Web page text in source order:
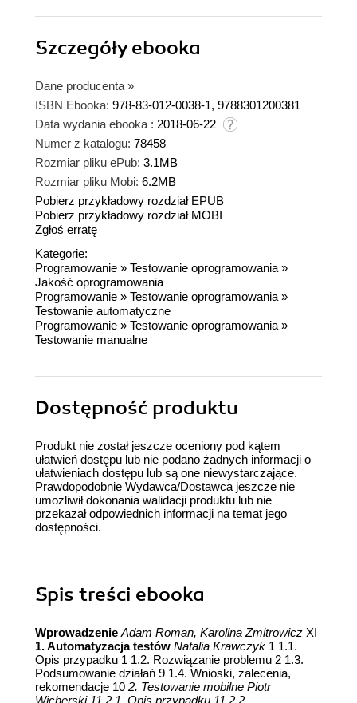
Szczegółyebooka
Dane producenta »
ISBN Ebooka: 978-83-012-0038-1, 9788301200381
Data wydania ebooka : 2018-06-22
Numer z katalogu: 78458
Rozmiar pliku ePub: 3.1MB
Rozmiar pliku Mobi: 6.2MB
Pobierz przykładowy rozdział EPUB
Pobierz przykładowy rozdział MOBI
Zgłoś erratę
Kategorie:
Programowanie » Testowanie oprogramowania »
Jakość oprogramowania
Programowanie » Testowanie oprogramowania »
Testowanie automatyczne
Programowanie » Testowanie oprogramowania »
Testowanie manualne
Dostępność produktu
Produkt nie został jeszcze oceniony pod kątem
ułatwień dostępu lub nie podano żadnych informacji o
ułatwieniach dostępu lub są one niewystarczające.
Prawdopodobnie Wydawca/Dostawca jeszcze nie
umożliwił dokonania walidacji produktu lub nie
przekazał odpowiednich informacji na temat jego
dostępności.
Spis treści ebooka
Wprowadzenie Adam Roman, Karolina Zmitrowicz XI
1. Automatyzacja testów Natalia Krawczyk 1 1.1.
Opis przypadku 1 1.2. Rozwiązanie problemu 2 1.3.
Podsumowanie działań 9 1.4. Wnioski, zalecenia,
rekomendacje 10 2. Testowanie mobilne Piotr
Wicherski11 2.1. Opis przypadku 11 2.2.